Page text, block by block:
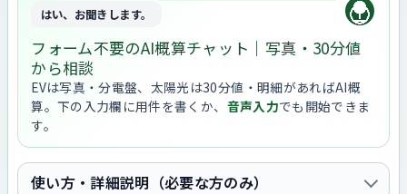
はい、お聞きします。
フォーム不要のAI概算チャット｜写真・30分値
から相談
EVは写真・分電盤、太陽光は30分値・明細があればAI概
算。下の入力欄に用件を書くか、 音声入力でも開始できま
す。
使い方・詳細説明（必要な方のみ）